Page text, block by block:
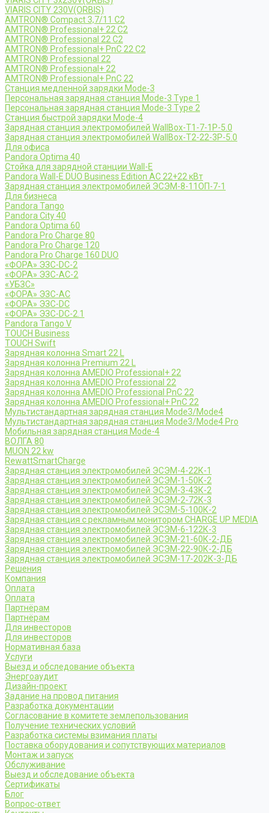
VIARIS CITY 230V(ORBIS)
AMTRON® Compact 3,7/11 C2
AMTRON® Professional+ 22 C2
AMTRON® Professional 22 C2
AMTRON® Professional+ PnC 22 C2
AMTRON® Professional 22
AMTRON® Professional+ 22
AMTRON® Professional+ PnC 22
Станция медленной зарядки Mode-3
Персональная зарядная станция Mode-3 Type 1
Персональная зарядная станция Mode-3 Type 2
Станция быстрой зарядки Mode-4
Зарядная станция электромобилей WallBox-Т1-7-1Р-5.0
Зарядная станция электромобилей WallBox-Т2-22-3Р-5.0
Для офиса
Pandora Optima 40
Стойка для зарядной станции Wall-E
Pandora Wall-E DUO Business Edition AC 22+22 кВт
Зарядная станция электромобилей ЭСЭМ-8-11ОП-7-1
Для бизнеса
Pandora Tango
Pandora City 40
Pandora Optima 60
Pandora Pro Charge 80
Pandora Pro Charge 120
Pandora Pro Charge 160 DUO
«ФОРА» ЭЗС-DC-2
«ФОРА» ЭЗС-AC-2
«УБЗС»
«ФОРА» ЭЗС-AC
«ФОРА» ЭЗС-DC
«ФОРА» ЭЗС-DC-2.1
Pandora Tango V
TOUCH Business
TOUCH Swift
Зарядная колонна Smart 22 L
Зарядная колонна Premium 22 L
Зарядная колонна AMEDIO Professional+ 22
Зарядная колонна AMEDIO Professional 22
Зарядная колонна AMEDIO Professional PnC 22
Зарядная колонна AMEDIO Professional+ PnC 22
Мультистандартная зарядная станция Mode3/Mode4
Мультистандартная зарядная станция Mode3/Mode4 Pro
Мобильная зарядная станция Mode-4
ВОЛГА 80
MUON 22 kw
RewattSmartCharge
Зарядная станция электромобилей ЭСЭМ-4-22К-1
Зарядная станция электромобилей ЭСЭМ-1-50К-2
Зарядная станция электромобилей ЭСЭМ-3-43К-2
Зарядная станция электромобилей ЭСЭМ-2-72К-3
Зарядная станция электромобилей ЭСЭМ-5-100К-2
Зарядная станция с рекламным монитором CHARGE UP MEDIA
Зарядная станция электромобилей ЭСЭМ-6-122К-3
Зарядная станция электромобилей ЭСЭМ-21-60К-2-ДБ
Зарядная станция электромобилей ЭСЭМ-22-90К-2-ДБ
Зарядная станция электромобилей ЭСЭМ-17-202К-3-ДБ
Решения
Компания
Оплата
Оплата
Партнёрам
Партнёрам
Для инвесторов
Для инвесторов
Нормативная база
Услуги
Выезд и обследование объекта
Энергоаудит
Дизайн-проект
Задание на провод питания
Разработка документации
Согласование в комитете землепользования
Получение технических условий
Разработка системы взимания платы
Поставка оборудования и сопутствующих материалов
Монтаж и запуск
Обслуживание
Выезд и обследование объекта
Сертификаты
Блог
Вопрос-ответ